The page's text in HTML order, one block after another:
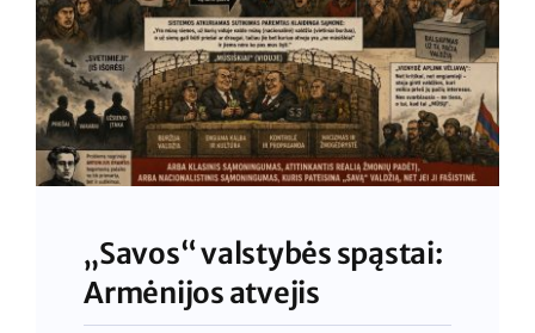
„Savos“ valstybės spąstai:
Armėnijos atvejis